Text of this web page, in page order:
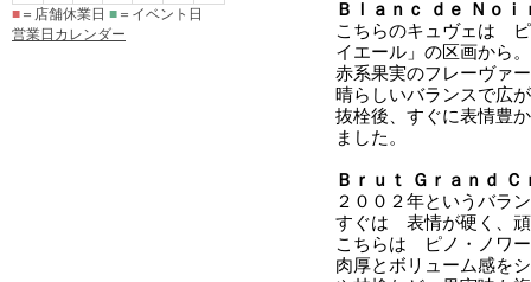
■ ＝店舗休業日 ■ ＝イベント日
営業日カレンダー